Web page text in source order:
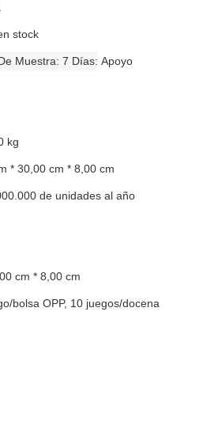
stock
Muestra: 7 Días Apoyo
kg
* 30,00 cm * 8,00 cm
de unidades al año
cm * 8,00 cm
bolsa OPP, 10 juegos/docena